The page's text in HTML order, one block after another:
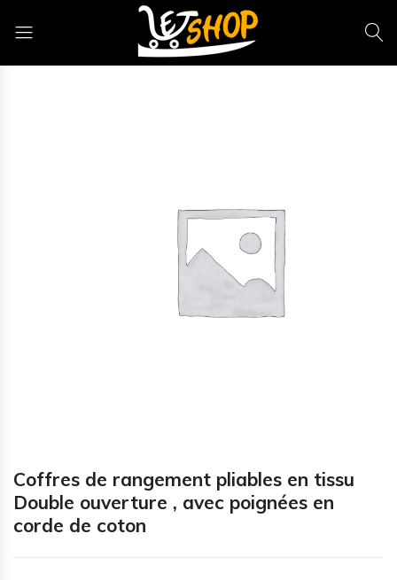
Coffres de rangement pliables en tissu
Double ouverture , avec poignées en
corde de coton